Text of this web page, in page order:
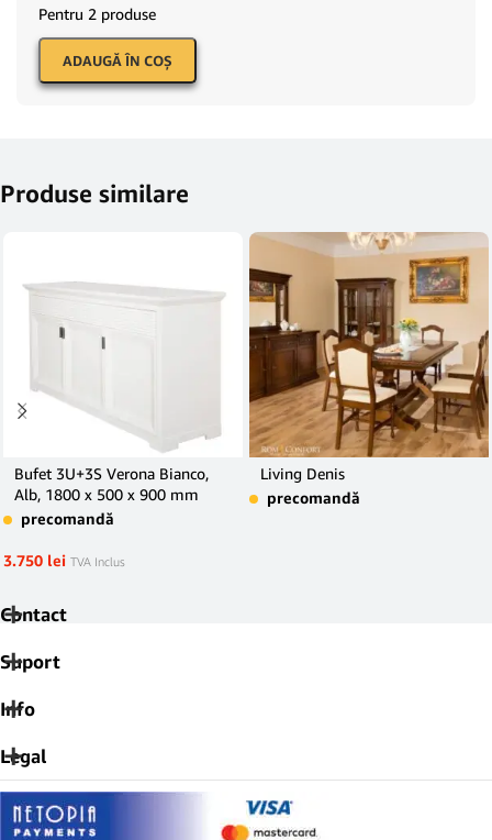
Pentru 2 produse
ADAUGĂ ÎN COŞ
Produse similare
Bufet 3U+3S Verona Bianco,
Alb, 1800 x 500 x 900 mm
precomandă
3.750 lei TVA Inclus
Living Denis
precomandă
Contact
Suport
Info
Legal